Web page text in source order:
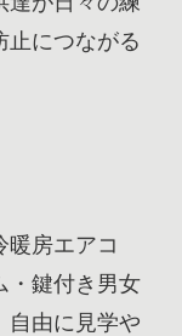
止につながる
暖房エアコ
・鍵付き男女
自由に見学や